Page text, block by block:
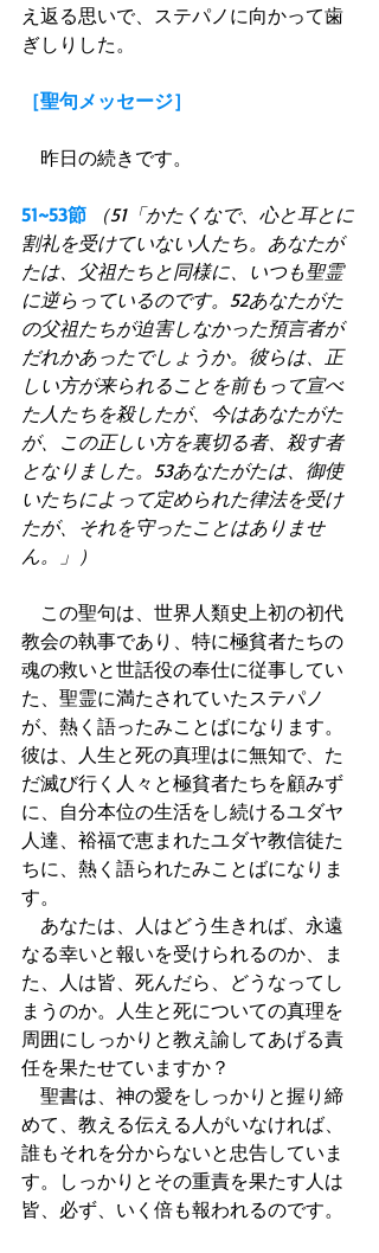
え返る思いで、ステパノに向かって歯
ぎしりした。
［聖句メッセージ］
昨日の続きです。
51~53節
（51「かたくなで、心と耳とに
割礼を受けていない人たち。あなたが
たは、父祖たちと同様に、いつも聖霊
に逆らっているのです。52あなたがた
の父祖たちが迫害しなかった預言者が
だれかあったでしょうか。彼らは、正
しい方が来られることを前もって宣べ
た人たちを殺したが、今はあなたがた
が、この正しい方を裏切る者、殺す者
となりました。53あなたがたは、御使
いたちによって定められた律法を受け
たが、それを守ったことはありませ
ん。」）
この聖句は、世界人類史上初の初代
教会の執事であり、特に極貧者たちの
魂の救いと世話役の奉仕に従事してい
た、聖霊に満たされていたステパノ
が、熱く語ったみことばになります。
彼は、人生と死の真理はに無知で、た
だ滅び行く人々と極貧者たちを顧みず
に、自分本位の生活をし続けるユダヤ
人達、裕福で恵まれたユダヤ教信徒た
ちに、熱く語られたみことばになりま
す。
あなたは、人はどう生きれば、永遠
なる幸いと報いを受けられるのか、ま
た、人は皆、死んだら、どうなってし
まうのか。人生と死についての真理を
周囲にしっかりと教え諭してあげる責
任を果たせていますか？
聖書は、神の愛をしっかりと握り締
めて、教える伝える人がいなければ、
誰もそれを分からないと忠告していま
す。しっかりとその重責を果たす人は
皆、必ず、いく倍も報われるのです。